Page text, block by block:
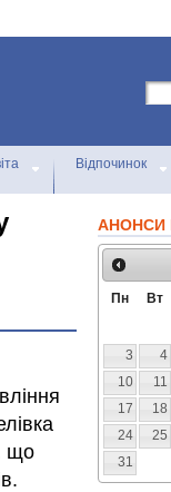
Відпочинок
що
АНОНСИ
Пн Вт
3
4
10
11
17
18
24
25
31